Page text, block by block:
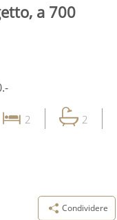
a 700
2 2
Condividere